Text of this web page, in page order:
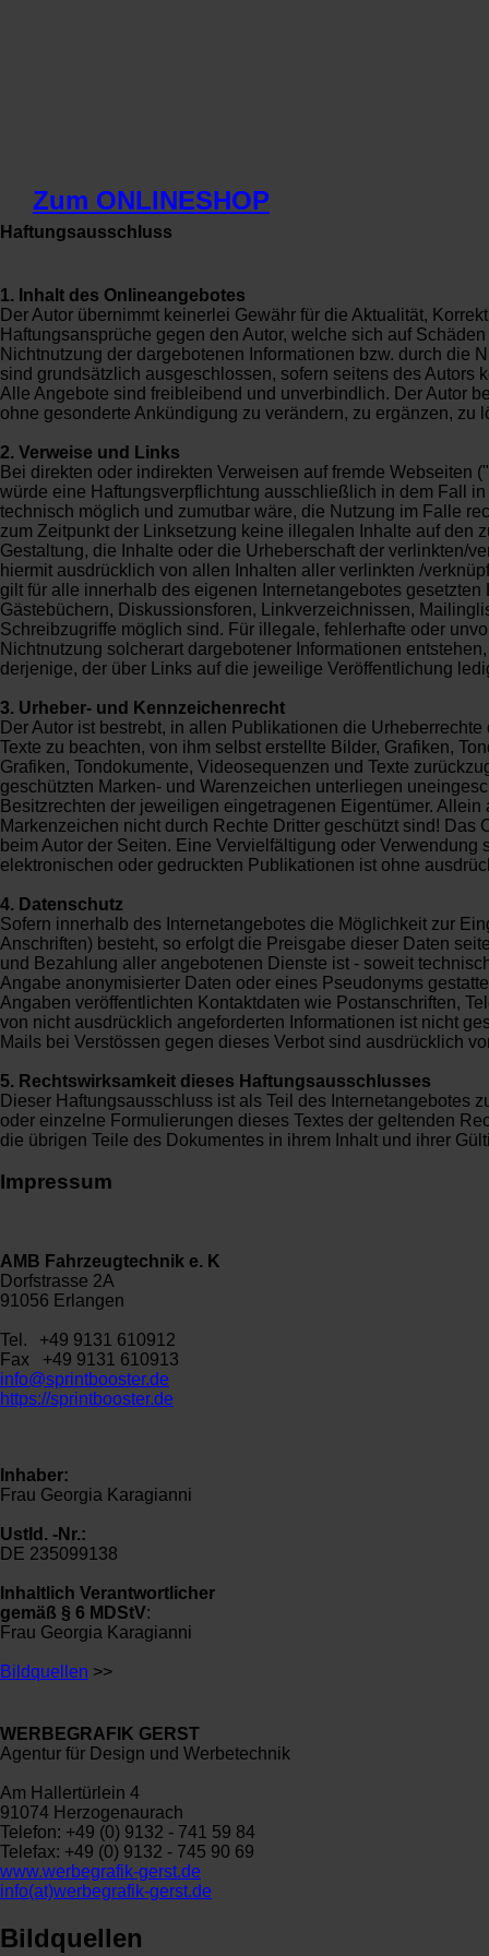
Zum ONLINESHOP
Haftungsausschluss
1. Inhalt des Onlineangebotes
Der Autor übernimmt keinerlei Gewähr für die Aktualität,
Haftungsansprüche gegen den Autor, welche sich auf
Nichtnutzung der dargebotenen Informationen bzw. durch die
sind grundsätzlich ausgeschlossen, sofern seitens des
Alle Angebote sind freibleibend und unverbindlich. Der Autor
ohne gesonderte Ankündigung zu verändern, zu ergänzen,
2. Verweise und Links
Bei direkten oder indirekten Verweisen auf fremde
würde eine Haftungsverpflichtung ausschließlich in dem Fall
technisch möglich und zumutbar wäre, die Nutzung im Falle
zum Zeitpunkt der Linksetzung keine illegalen Inhalte auf den
Gestaltung, die Inhalte oder die Urheberschaft der verlinkten/
hiermit ausdrücklich von allen Inhalten aller verlinkten /
gilt für alle innerhalb des eigenen Internetangebotes
Gästebüchern, Diskussionsforen, Linkverzeichnissen,
Schreibzugriffe möglich sind. Für illegale, fehlerhafte oder
Nichtnutzung solcherart dargebotener Informationen
derjenige, der über Links auf die jeweilige Veröffentlichung
3. Urheber- und Kennzeichenrecht
Der Autor ist bestrebt, in allen Publikationen die
Texte zu beachten, von ihm selbst erstellte Bilder, Grafiken,
Grafiken, Tondokumente, Videosequenzen und Texte
geschützten Marken- und Warenzeichen unterliegen
Besitzrechten der jeweiligen eingetragenen Eigentümer.
Markenzeichen nicht durch Rechte Dritter geschützt sind!
beim Autor der Seiten. Eine Vervielfältigung oder
elektronischen oder gedruckten Publikationen ist ohne
4. Datenschutz
Sofern innerhalb des Internetangebotes die Möglichkeit zur
Anschriften) besteht, so erfolgt die Preisgabe dieser Daten
und Bezahlung aller angebotenen Dienste ist - soweit
Angabe anonymisierter Daten oder eines Pseudonyms
Angaben veröffentlichten Kontaktdaten wie Postanschriften,
von nicht ausdrücklich angeforderten Informationen ist nicht
Mails bei Verstössen gegen dieses Verbot sind ausdrücklich
5. Rechtswirksamkeit dieses Haftungsausschlusses
Dieser Haftungsausschluss ist als Teil des Internetangebotes
oder einzelne Formulierungen dieses Textes der geltenden
die übrigen Teile des Dokumentes in ihrem Inhalt und ihrer
Impressum
AMB Fahrzeugtechnik e. K
Dorfstrasse 2A
91056 Erlangen
Tel.
+49 9131 610912
Fax
+49 9131 610913
info@sprintbooster.de
https://sprintbooster.de
Inhaber:
Frau Georgia Karagianni
UstId. -Nr.:
DE 235099138
Inhaltlich Verantwortlicher
gemäß § 6 MDStV:
Frau Georgia Karagianni
Bildquellen >>
WERBEGRAFIK GERST
Agentur für Design und Werbetechnik
Am Hallertürlein 4
91074 Herzogenaurach
Telefon: +49 (0) 9132 - 741 59 84
Telefax: +49 (0) 9132 - 745 90 69
www.werbegrafik-gerst.de
info(at)werbegrafik-gerst.de
Bildquellen